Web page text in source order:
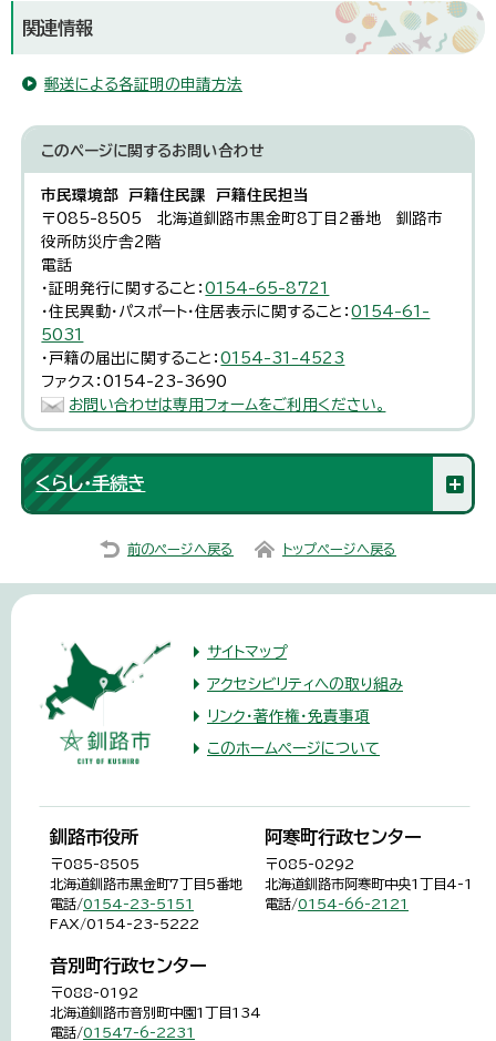
関連情報
郵送による各証明の申請方法
このページに関するお問い合わせ
市民環境部 戸籍住民課 戸籍住民担当
〒085-8505 北海道釧路市黒金町8丁目2番地 釧路市
役所防災庁舎2階
電話
・証明発行に関すること：0154-65-8721
・住民異動・パスポート・住居表示に関すること：0154-61-
5031
・戸籍の届出に関すること：0154-31-4523
ファクス：0154-23-3690
お問い合わせは専用フォームをご利用ください。
くらし・手続き
前のページへ戻る トップページへ戻る
サイトマップ
アクセシビリティへの取り組み
リンク・著作権・免責事項
このホームページについて
釧路市役所
〒085-8505
北海道釧路市黒金町7丁目5番地
電話/0154-23-5151
FAX/0154-23-5222
阿寒町行政センター
〒085-0292
北海道釧路市阿寒町中央1丁目4-1
電話/0154-66-2121
音別町行政センター
〒088-0192
北海道釧路市音別町中園1丁目134
電話/01547-6-2231